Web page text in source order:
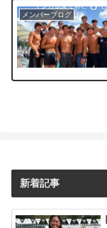
メンバーブログ
新着記事